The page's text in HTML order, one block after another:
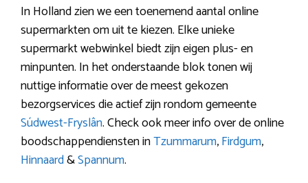
In Holland zien we een toenemend aantal online
supermarkten om uit te kiezen. Elke unieke
supermarkt webwinkel biedt zijn eigen plus- en
minpunten. In het onderstaande blok tonen wij
nuttige informatie over de meest gekozen
bezorgservices die actief zijn rondom gemeente
Súdwest-Fryslân. Check ook meer info over de online
boodschappendiensten inTzummarum,Firdgum,
Hinnaard&Spannum.